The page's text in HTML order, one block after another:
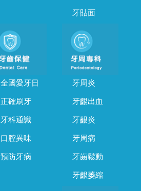
牙貼面
全國愛牙日
正確刷牙
牙科通識
口腔異味
預防牙病
牙周炎
牙齦出血
牙齦炎
牙周病
牙齒鬆動
牙齦萎縮